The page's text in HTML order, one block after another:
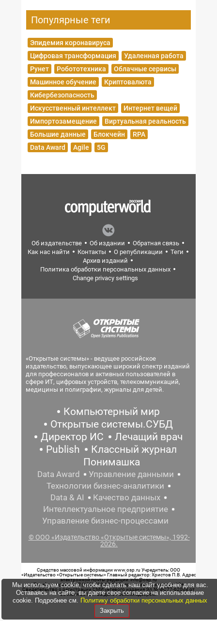
Популярные теги
Эпидемия коронавируса
Цифровая трансформация
Удаленная работа
Рунет
Робототехника
Облачные сервисы
Машинное обучение
Криптовалюта
Кибербезопасность
Искусственный интеллект
Интернет вещей
Импортозамещение
Виртуальная реальность
Большие данные
Блокчейн
RPA
Data Award
Agile 5G
Об издательстве Об издании
Обратная связь
Как нас найти
Контакты О републикации
Теги
Архив изданий
Политика обработки персональных данных
Change privacy settings
«Открытые системы» - ведущее российское
издательство, выпускающее широкий спектр изданий
для профессионалов и активных пользователей в
сфере ИТ, цифровых устройств, телекоммуникаций,
медицины и полиграфии, журналы для детей.
Компьютерный мир
Открытые системы.СУБД
Директор ИС
Лечащий врач
Publish
Классный журнал
Понимашка
Data Award
Управление данными
Технологии бизнес-аналитики
Data & AI
Качество данных
Интеллектуальное предприятие
Управление бизнес-процессами
© ООО «Издательство «Открытые системы», 1992-
2026.
Средство массовой информации www.osp.ru Учредитель: ООО
«Издательство «Открытые системы» Главный редактор: Христов П.В. Адрес
электронной почты редакции: info@osp.ru
Телефон редакции: 7 (499) 703-18-54 Возрастная маркировка: 12+
Свидетельство о регистрации СМИ сетевого издания Эл.№ ФС77-62008 от
05 июня 2015 г. выдано Роскомнадзором.
Мы используем cookie, чтобы сделать наш сайт удобнее для вас.
Оставаясь на сайте, вы даете свое согласие на использование
cookie. Подробнее см. Политику обработки персональных данных
Закрыть